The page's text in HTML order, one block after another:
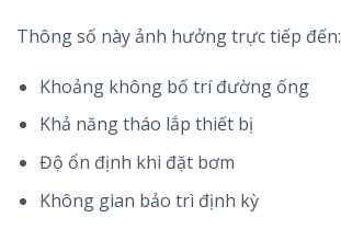
Thông số này ảnh hưởng trực tiếp đến:
Khoảng không bố trí đường ống
Khả năng tháo lắp thiết bị
Độ ổn định khi đặt bơm
Không gian bảo trì định kỳ